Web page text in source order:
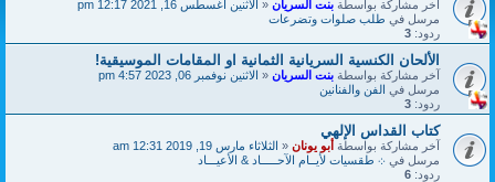
آخر مشاركة بواسطةبنت السريان«الاثنين أغسطس 16, 2021 12:17 pm
مرسل فيطلب صلوات وتضرعات
ردود: 3
الألحان الكنسية السريانية الثمانية او المقامات الموسيقية!
آخر مشاركة بواسطةبنت السريان«الاثنين نوفمبر 06, 2023 4:57 pm
مرسل فيالفن والفنانين
ردود: 3
كتاب القداس الإلهي
آخر مشاركة بواسطةأبو يونان«الثلاثاء مارس 19, 2019 12:31 am
مرسل في܀ طقسيات لأيــام الآحـــــاد & الأعيـــاد
ردود: 6